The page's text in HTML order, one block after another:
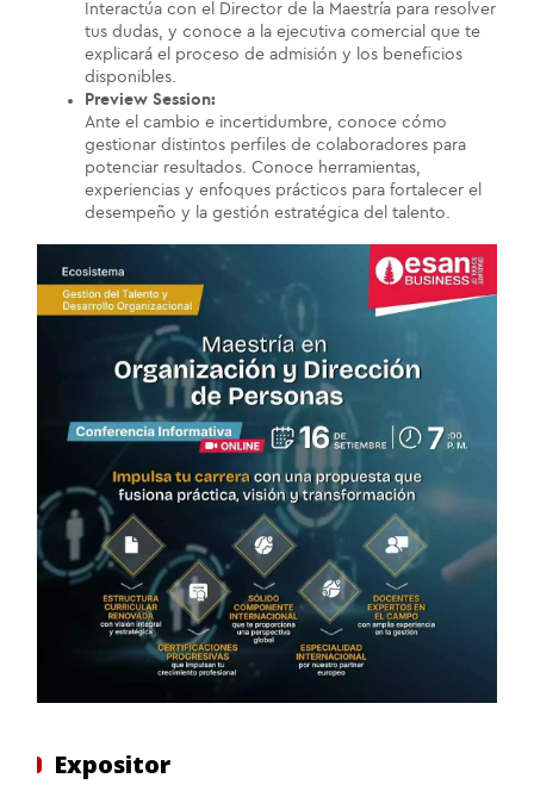
Interactúa con el Director de la Maestría para resolver
tus dudas, y conoce a la ejecutiva comercial que te
explicará el proceso de admisión y los beneficios
disponibles.
Preview Session:
Ante el cambio e incertidumbre, conoce cómo
gestionar distintos perfiles de colaboradores para
potenciar resultados. Conoce herramientas,
experiencias y enfoques prácticos para fortalecer el
desempeño y la gestión estratégica del talento.
Expositor